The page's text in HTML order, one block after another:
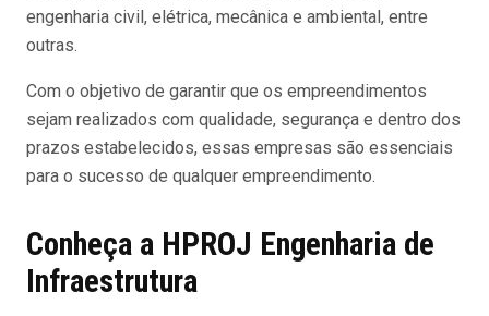
engenharia civil, elétrica, mecânica e ambiental, entre
outras.
Com o objetivo de garantir que os empreendimentos
sejam realizados com qualidade, segurança e dentro dos
prazos estabelecidos, essas empresas são essenciais
para o sucesso de qualquer empreendimento.
Conheça a HPROJ Engenharia de
Infraestrutura